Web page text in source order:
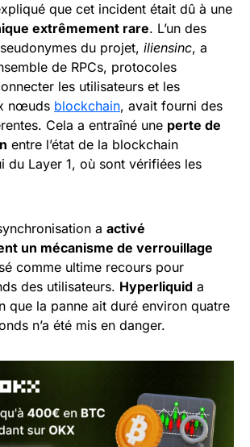
que cet incident était dû à une
extrêmement rare. L’un des
du projet, iliensinc, a
de RPCs, protocoles
les utilisateurs et les
nœuds blockchain, avait fourni des
Cela a entraîné une perte de
entre l’état de la blockchain
du Layer 1, où sont vérifiées les
a activé
un mécanisme de verrouillage
comme ultime recours pour
des utilisateurs. Hyperliquid a
que la panne ait duré environ quatre
n’a été mis en danger.